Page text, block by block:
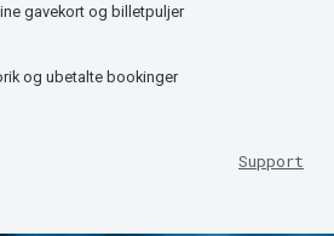
gavekort og billetpuljer
og ubetalte bookinger
Support